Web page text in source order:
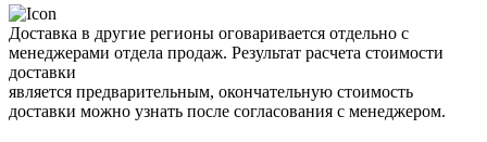
Доставка в другие регионы оговаривается отдельно с
менеджерами отдела продаж. Результат расчета стоимости
доставки
является предварительным, окончательную стоимость
доставки можно узнать после согласования с менеджером.